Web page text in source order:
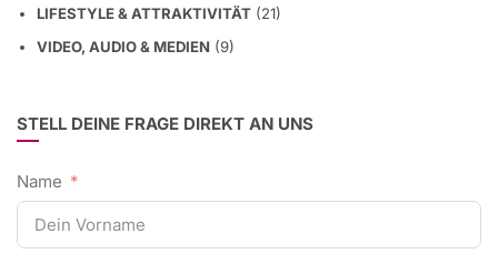
LIFESTYLE & ATTRAKTIVITÄT (21)
VIDEO, AUDIO & MEDIEN (9)
STELL DEINE FRAGE DIREKT AN UNS
Name